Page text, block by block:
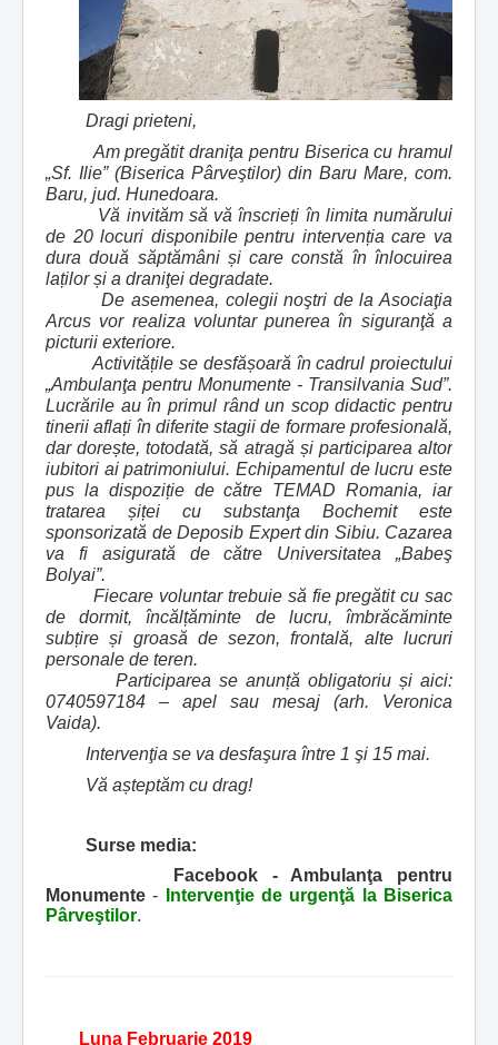
Dragi prieteni,
Am pregătit draniţa pentru Biserica cu hramul
„Sf. Ilie” (Biserica Pârveştilor) din Baru Mare, com.
Baru, jud. Hunedoara.
Vă invităm să vă înscrieți în limita numărului
de 20 locuri disponibile pentru intervenția care va
dura două săptămâni și care constă în înlocuirea
laților și a draniţei degradate.
De asemenea, colegii noştri de la Asociaţia
Arcus vor realiza voluntar punerea în siguranţă a
picturii exteriore.
Activitățile se desfășoară în cadrul proiectului
„Ambulanţa pentru Monumente - Transilvania Sud”.
Lucrările au în primul rând un scop didactic pentru
tinerii aflați în diferite stagii de formare profesională,
dar dorește, totodată, să atragă și participarea altor
iubitori ai patrimoniului. Echipamentul de lucru este
pus la dispoziție de către TEMAD Romania, iar
tratarea șiței cu substanţa Bochemit este
sponsorizată de Deposib Expert din Sibiu. Cazarea
va fi asigurată de către Universitatea „Babeş
Bolyai”.
Fiecare voluntar trebuie să fie pregătit cu sac
de dormit, încălțăminte de lucru, îmbrăcăminte
subțire și groasă de sezon, frontală, alte lucruri
personale de teren.
Participarea se anunță obligatoriu și aici:
0740597184 – apel sau mesaj (arh. Veronica
Vaida).
Intervenţia se va desfaşura între 1 şi 15 mai.
Vă așteptăm cu drag!
Surse media:
Facebook - Ambulanţa pentru
Monumente -
Intervenţie de urgenţă la Biserica
Pârveştilor.
Luna Februarie 2019